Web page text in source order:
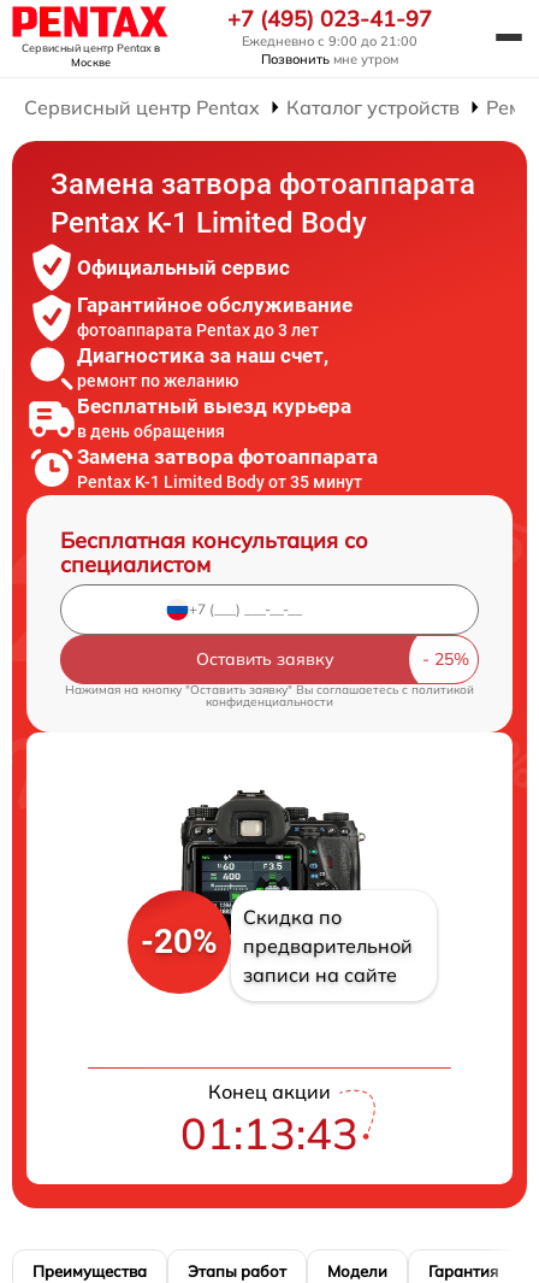
Сервисный центр Pentaxв
Москве
+7 (495) 023-41-97
Ежедневно с 9:00 до 21:00
Позвонить мне утром
Сервисный центр Pentax Каталог устройств
Замена затвора фотоаппарата
Pentax K-1 Limited Body
Официальный сервис
Гарантийное обслуживание
фотоаппарата Pentax до 3 лет
Диагностика за наш счет,
ремонт по желанию
Бесплатный выезд курьера
в день обращения
Замена затвора фотоаппарата
Pentax K-1 Limited Body от 35 минут
Бесплатная консультация со
специалистом
Оставить заявку
Нажимая на кнопку "Оставить заявку" Вы соглашаетесь cполитикой
конфиденциальности
-20%
Скидка по
предварительной
записи на сайте
Конец акции
01:13:42
Преимущества Этапы работ Модели Гарантия